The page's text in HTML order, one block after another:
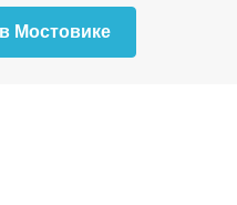
Мостовике